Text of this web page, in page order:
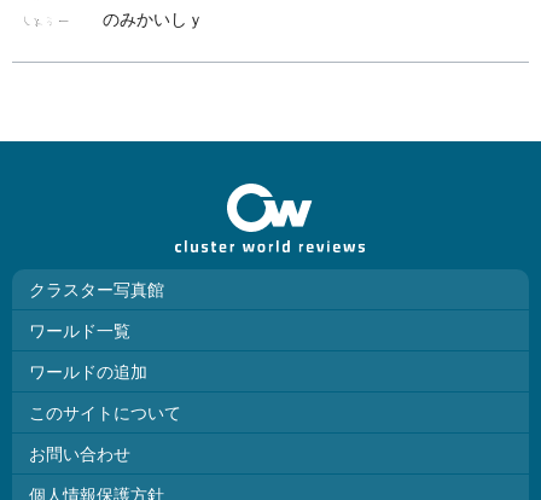
のみかいしｙ
クラスター写真館
ワールド一覧
ワールドの追加
このサイトについて
お問い合わせ
個人情報保護方針